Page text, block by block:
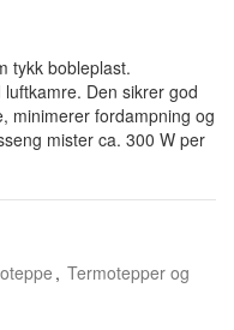
tykk bobleplast.
Den sikrer god
minimerer fordampning og
mister ca. 300 W per
, Termotepper og